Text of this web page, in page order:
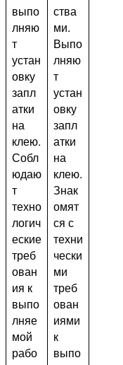
выпо
лняю
т
устан
овку
запл
атки
на
клею.
Собл
юдаю
т
техно
логич
еские
треб
ован
ия к
выпо
лняе
мой
рабо
ства
ми.
Выпо
лняю
т
устан
овку
запл
атки
на
клею.
Знак
омят
ся с
техни
чески
ми
треб
ован
иями
к
выпо